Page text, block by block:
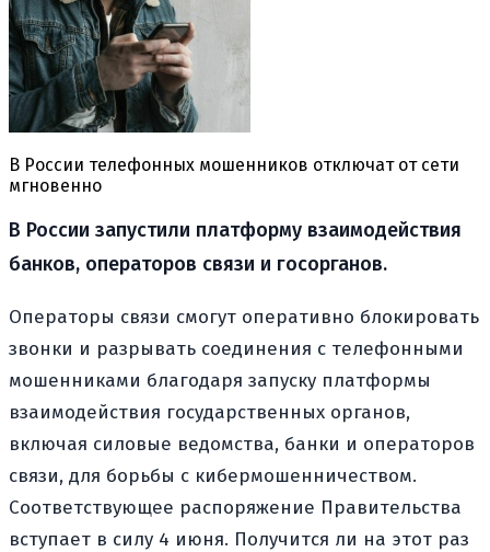
В России телефонных мошенников отключат от сети
мгновенно
В России запустили платформу взаимодействия
банков, операторов связи и госорганов.
Операторы связи смогут оперативно блокировать
звонки и разрывать соединения с телефонными
мошенниками благодаря запуску платформы
взаимодействия государственных органов,
включая силовые ведомства, банки и операторов
связи, для борьбы с кибермошенничеством.
Соответствующее распоряжение Правительства
вступает в силу 4 июня. Получится ли на этот раз